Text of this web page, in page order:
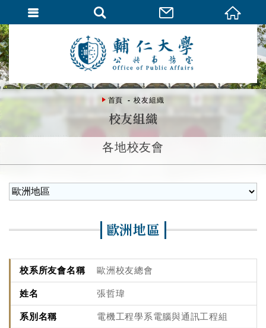
首頁 校友組織
校友組織
各地校友會
歐洲地區
歐洲校友總會
張哲瑋
電機工程學系電腦與通訊工程組